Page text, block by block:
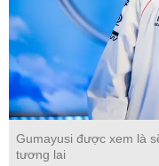
Gumayusi được xem là
tương lai